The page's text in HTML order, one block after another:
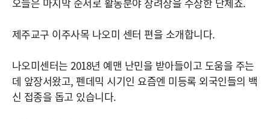
제주교구 이주사목 나오미 센터 편을 소개합니다.
나오미센터는 2018년 예맨 난민을 받아들이고 도움을 주는
데 앞장서왔고, 펜데믹 시기인 요즘엔 미등록 외국인들의 백
신 접종을 돕고 있습니다.